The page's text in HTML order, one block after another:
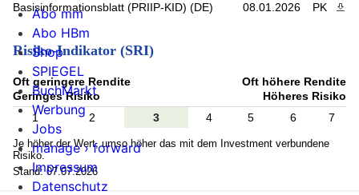
Basisinformationsblatt (PRIIP-KID) (DE)
08.01.2026 PK
Risiko-Indikator (SRI)
Oft geringere Rendite
Geringes Risiko
Oft höhere Rendite
Höheres Risiko
1
2 3 4 5 6 7
Je höher der Wert, umso höher das mit dem Investment verbundene
Risiko.
Stand: 07.07.2026
Abo mm
Abo HBm
Shop
SPIEGEL
BuchMarkt
Werbung
Jobs
manage › forward
Impressum
Datenschutz